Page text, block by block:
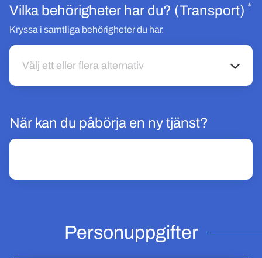
Vilka behörigheter har du? (Transport) *
Kryssa i samtliga behörigheter du har.
Välj ett eller flera alternativ
Välj ett eller flera alternativ
När kan du påbörja en ny tjänst?
Personuppgifter